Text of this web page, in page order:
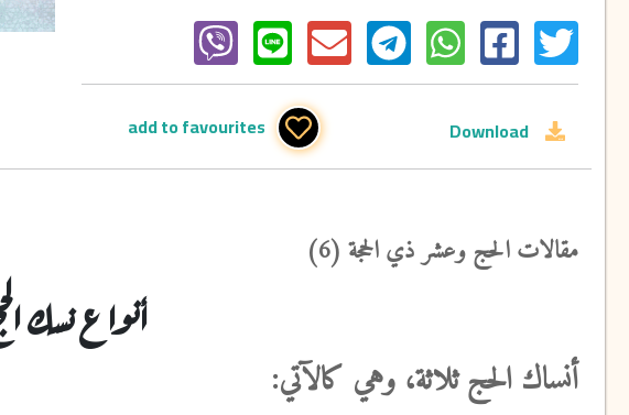
Download
add to favourites
مقالات الحج وعشر ذي الحجة (6)
أنواع نسك
أنساك الحج ثلاثة، وهي كالآتي: